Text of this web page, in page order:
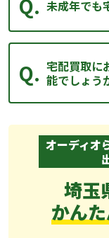
未成年でも
宅配買取に
能でしょう
オーディオ
埼玉
かん